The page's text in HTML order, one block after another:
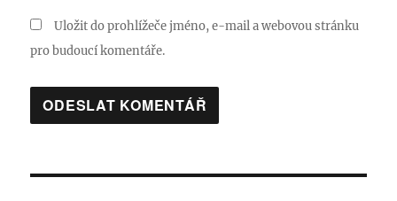
Uložit do prohlížeče jméno, e-mail a webovou stránku
pro budoucí komentáře.